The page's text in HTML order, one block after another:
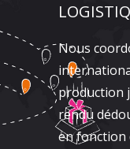
Nous
production
rendu
en fonction